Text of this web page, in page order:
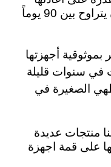
كالجديدة تماماً مع اعطائك ضمان يتراوح بين 90 يوماً
بموثوقية أجهزتها
في سنوات قليلة
الصغيرة في
منتجات عديدة
على قمة اجهزة